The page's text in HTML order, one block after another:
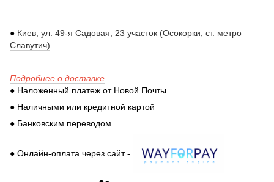
● Киев, ул. 49-я Садовая, 23 участок (Осокорки, ст. метро
Славутич)
Подробнее о доставке
● Наложенный платеж от Новой Почты
● Наличными или кредитной картой
● Банковским переводом
● Онлайн-оплата через сайт -